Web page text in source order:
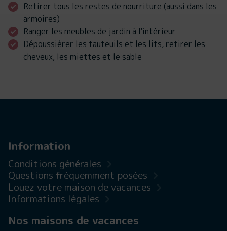
Retirer tous les restes de nourriture (aussi dans les
armoires)
Ranger les meubles de jardin à l'intérieur
Dépoussiérer les fauteuils et les lits, retirer les
cheveux, les miettes et le sable
Information
Conditions générales
Questions fréquemment posées
Louez votre maison de vacances
Informations légales
Nos maisons de vacances